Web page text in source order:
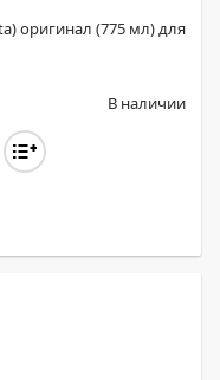
оригинал (775 мл) для
В наличии